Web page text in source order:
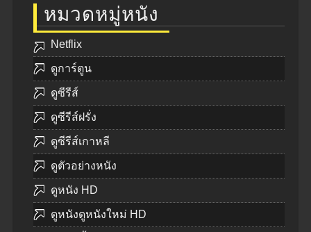
หมวดหมู่หนัง
Netflix
ดูการ์ตูน
ดูซีรีส์
ดูซีรีส์ฝรั่ง
ดูซีรีส์เกาหลี
ดูตัวอย่างหนัง
ดูหนัง HD
ดูหนังดูหนังใหม่ HD